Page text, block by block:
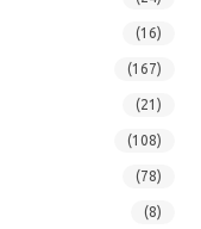
(16)
(167)
(21)
(108)
(78)
(8)